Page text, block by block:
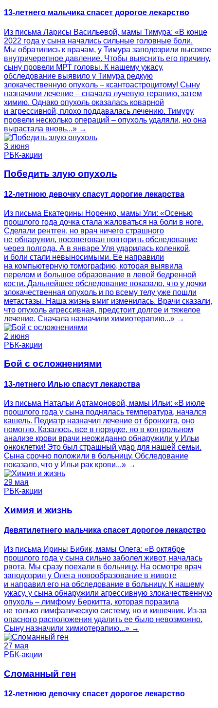
13-летнего мальчика спасет дорогое лекарство
Из письма Ларисы Васильевой, мамы Тимура: «В конце
2022 года у сына начались сильные головные боли.
Мы обратились к врачам, у Тимура заподозрили высокое
внутричерепное давление. Чтобы выяснить его причину,
сыну провели МРТ головы. К нашему ужасу,
обследование выявило у Тимура редкую
злокачественную опухоль – ксантоастроцитому! Сыну
назначили лечение – сначала лучевую терапию, затем
химию. Однако опухоль оказалась коварной
и агрессивной, плохо поддавалась лечению. Тимуру
провели несколько операций – опухоль удаляли, но она
вырастала вновь...» →
3 июня
РБК-акции
Победить злую опухоль
12-летнюю девочку спасут дорогие лекарства
Из письма Екатерины Норенко, мамы Ули: «Осенью
прошлого года дочка стала жаловаться на боли в ноге.
Сделали рентген, но врач ничего страшного
не обнаружил, посоветовал повторить обследование
через полгода. А в январе Уля ударилась коленкой,
и боли стали невыносимыми. Ее направили
на компьютерную томографию, которая выявила
перелом и большое образование в левой бедренной
кости. Дальнейшее обследование показало, что у дочки
злокачественная опухоль и по всему телу уже пошли
метастазы. Наша жизнь вмиг изменилась. Врачи сказали,
что опухоль агрессивная, предстоит долгое и тяжелое
лечение. Сначала назначили химиотерапию...» →
2 июня
РБК-акции
Бой с осложнениями
13-летнего Илью спасут лекарства
Из письма Натальи Артамоновой, мамы Ильи: «В июле
прошлого года у сына поднялась температура, начался
кашель. Педиатр назначил лечение от бронхита, оно
помогло. Казалось, все в порядке, но в контрольном
анализе крови врачи неожиданно обнаружили у Ильи
онкоклетки! Это был страшный удар для нашей семьи.
Сына срочно положили в больницу. Обследование
показало, что у Ильи рак крови...» →
29 мая
РБК-акции
Химия и жизнь
Девятилетнего мальчика спасет дорогое лекарство
Из письма Ирины Бибик, мамы Олега: «В октябре
прошлого года у сына сильно заболел живот, началась
рвота. Мы сразу поехали в больницу. На осмотре врач
заподозрил у Олега новообразование в животе
и направил его на обследование в больницу. К нашему
ужасу, у сына обнаружили агрессивную злокачественную
опухоль – лимфому Беркитта, которая поразила
не только лимфатическую систему, но и кишечник. Из-за
опасного расположения удалить ее было невозможно.
Сыну назначили химиотерапию...» →
27 мая
РБК-акции
Сломанный ген
12-летнюю девочку спасет дорогое лекарство